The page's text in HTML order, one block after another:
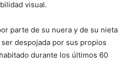
visual.
parte de su nuera y de su nieta
despojada por sus propios
durante los últimos 60